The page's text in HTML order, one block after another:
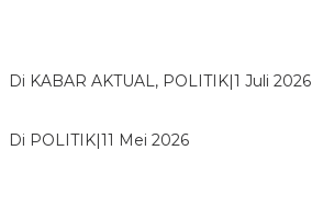
Di KABAR AKTUAL, POLITIK 1 Juli 2026
Di POLITIK 11 Mei 2026